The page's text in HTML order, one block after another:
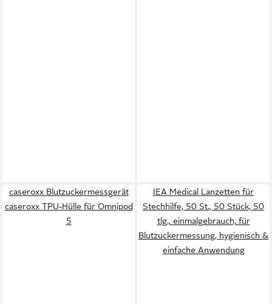
caseroxx Blutzuckermessgerät
caseroxx TPU-Hülle für Omnipod
5
IEA Medical Lanzetten für
Stechhilfe, 50 St., 50 Stück, 50
tlg., einmalgebrauch, für
Blutzuckermessung, hygienisch &
einfache Anwendung